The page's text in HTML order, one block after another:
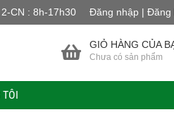
CN : 8h-17h30 Đăng nhập | Đăng
GIỎ HÀNG CỦA
Chưa có sản phẩm
TÔI